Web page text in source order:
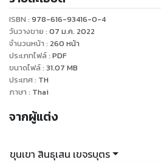
ครอบครัวที่อบอุ่น
มีชีวิตที่เต็มไปด้วยความสุข และได้มาใน
อย่างรวดเร็วจนตัวเองตกใจ!
ทุกๆ ความลับของชีวิต และทุกๆ ทางอ
มีซ่อนอยู่แล้วในสมองอันปราดเปรื่องข
ที่จะไขเอาประสิทธิภาพสูงสุดในสมองข
ISBN : 978-616-93416-0-4
วันวางขาย : 07 ม.ค. 2022
จำนวนหน้า : 260 หน้า
ประเภทไฟล์: PDF
ขนาดไฟล์: 31.07 MB
ประเทศ: TH
ภาษา : Thai
จากผู้แต่ง
ขุนเขา สินธุเสน เขจรบุตร